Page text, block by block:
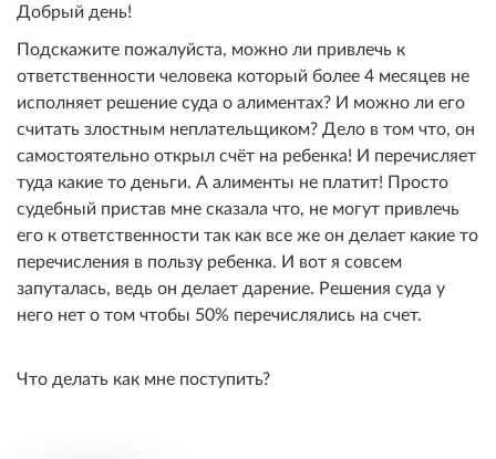
Добрый день!
Подскажите пожалуйста, можно ли привлечь к
ответственности человека который более 4 месяцев не
исполняет решение суда о алиментах? И можно ли его
считать злостным неплательщиком? Дело в том что, он
самостоятельно открыл счёт на ребенка! И перечисляет
туда какие то деньги. А алименты не платит! Просто
судебный пристав мне сказала что, не могут привлечь
его к ответственности так как все же он делает какие то
перечисления в пользу ребенка. И вот я совсем
запуталась, ведь он делает дарение. Решения суда у
него нет о том чтобы 50% перечислялись на счет.
Что делать как мне поступить?